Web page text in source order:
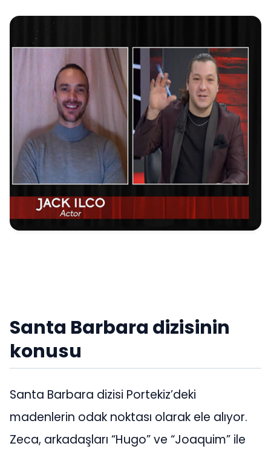
Santa Barbara dizisinin
konusu
Santa Barbara dizisi Portekiz’deki
madenlerin odak noktası olarak ele alıyor.
Zeca, arkadaşları “Hugo” ve “Joaquim” ile